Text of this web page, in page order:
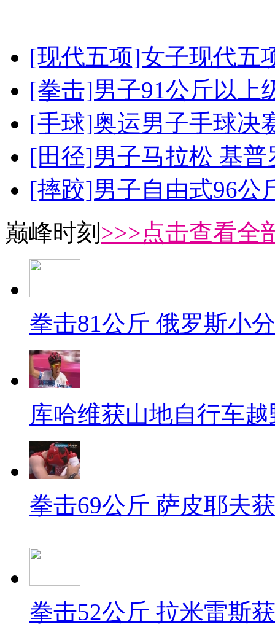
[现代五项]女子现代五
[拳击]男子91公斤以上
[手球]奥运男子手球决
[田径]男子马拉松 基
[摔跤]男子自由式96公
巅峰时刻 >>>点击查看全
拳击81公斤 俄罗斯小
库哈维获山地自行车
拳击69公斤 萨皮耶夫
拳击52公斤 拉米雷斯